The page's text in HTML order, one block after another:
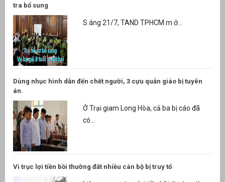
tra bổ sung
S áng 21/7, TAND TPHCM m ở...
Dùng nhục hình dẫn đến chết người, 3 cựu quản giáo bị tuyên
án.
Ở Trại giam Long Hòa, cả ba bị cáo đã
có...
Vì trục lợi tiền bồi thường đất nhiều cán bộ bị truy tố